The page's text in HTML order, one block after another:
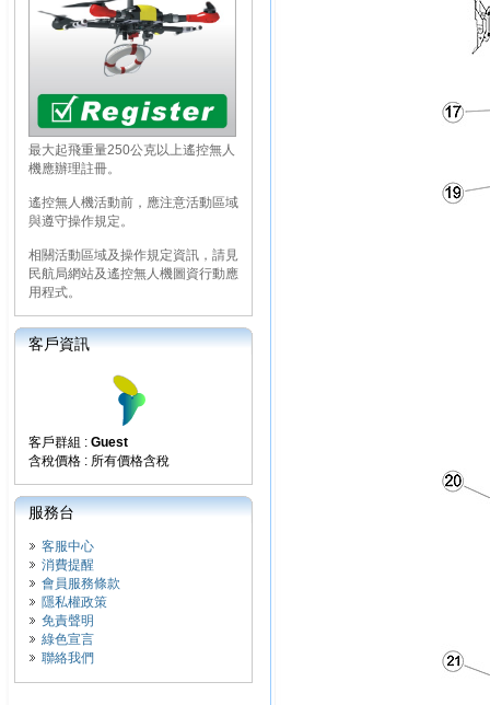
最大起飛重量250公克以上遙控無人
機應辦理註冊。
遙控無人機活動前，應注意活動區域
與遵守操作規定。
相關活動區域及操作規定資訊，請見
民航局網站及遙控無人機圖資行動應
用程式。
客戶資訊
客戶群組 : Guest
含稅價格 : 所有價格含稅
服務台
客服中心
消費提醒
會員服務條款
隱私權政策
免責聲明
綠色宣言
聯絡我們